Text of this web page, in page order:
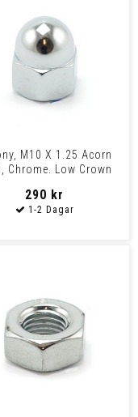
M10 X 1.25 Acorn
Chrome. Low Crown
290 kr